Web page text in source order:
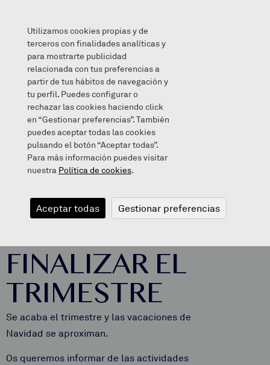
ACTIVIDADES PARA FINALIZAR EL TRIMESTRE
2018/12/13
ACTIVIDADES
PARA
FINALIZAR EL
TRIMESTRE
Se acaba el trimestre y las vacaciones de
Navidad se aproximan.
Os queremos informar de las actividades
Utilizamos cookies propias y de
terceros con finalidades analíticas y
para mostrarte publicidad
relacionada con tus preferencias a
partir de tus hábitos de navegación y
tu perfil. Puedes configurar o
rechazar las cookies haciendo click
en “Gestionar preferencias”. También
puedes aceptar todas las cookies
pulsando el botón “Aceptar todas”.
Para más información puedes visitar
nuestra Política de cookies.
Aceptar todas Gestionar preferencias